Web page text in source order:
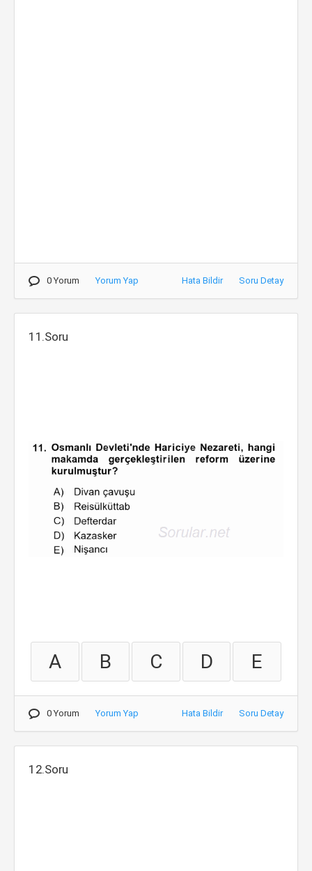
0 Yorum Yorum Yap Hata Bildir Soru Detay
11.Soru
A B C D E
0 Yorum Yorum Yap Hata Bildir Soru Detay
12.Soru